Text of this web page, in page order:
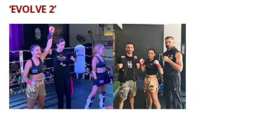
‘EVOLVE 2’